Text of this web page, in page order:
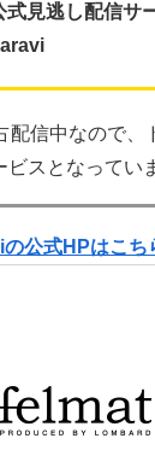
式見逃し配信サ
信中なので、
スとなってい
の公式HPはこち